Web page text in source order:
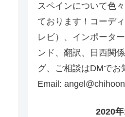
スペインについて色
ております！コーデ
レビ）、インポータ
ンド、翻訳、日西関
グ、ご相談はDMでお
Email:
2020年